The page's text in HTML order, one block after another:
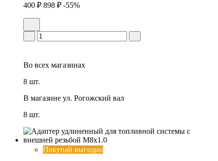
400 ₽ 898 ₽ -55%
Во всех магазинах
8 шт.
В магазине ул. Рогожский вал
8 шт.
Покупай выгодно